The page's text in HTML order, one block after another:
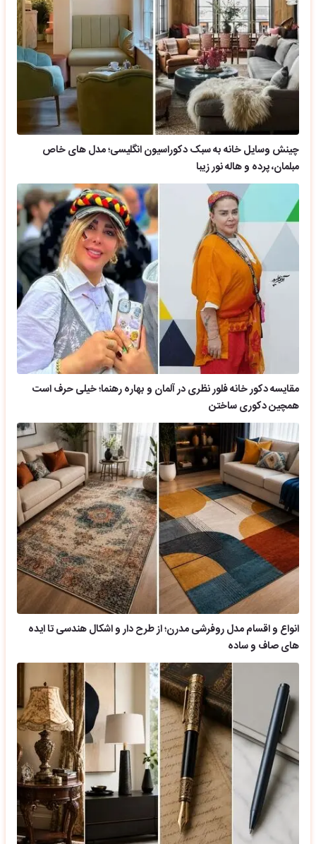
چینش وسایل خانه به سبک دکوراسیون انگلیسی؛ مدل های خاص
مبلمان، پرده و هاله نور زیبا
مقایسه دکور خانه فلور نظری در آلمان و بهاره رهنما؛ خیلی حرف است
همچین دکوری ساختن
انواع و اقسام مدل روفرشی مدرن؛ از طرح دار و اشکال هندسی تا ایده
های صاف و ساده